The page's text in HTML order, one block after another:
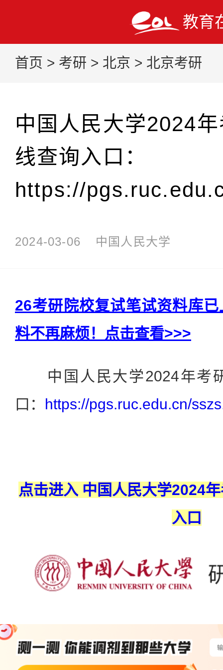
教育
首页 > 考研 > 北京 > 北京考研
中国人民大学2024
线查询入口：
https://
2024-03-06 中国人民大学
26考研院校复试笔试资料库
料不再麻烦！点击查看>>>
中国人民大学2024年考
口： https://pgs.ruc.edu.cn/
点击进入 中国人民大学2024
入口